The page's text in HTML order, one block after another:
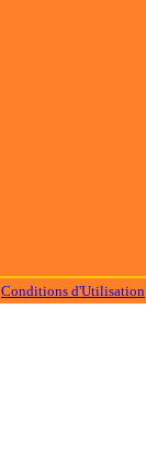
Conditions d'Utilisation